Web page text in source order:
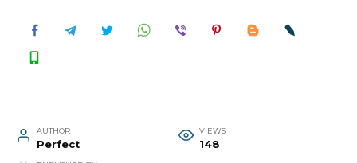
AUTHOR
Perfect
VIEWS
148